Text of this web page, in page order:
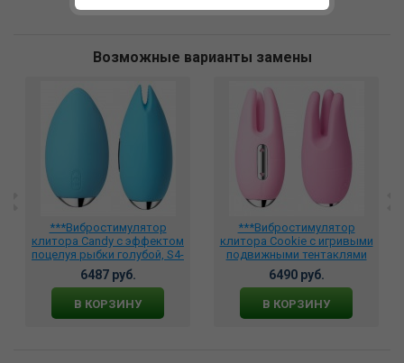
Возможные варианты замены
***Вибростимулятор
клитора Candy с эффектом
поцелуя рыбки голубой, S4-
BLUE
6487 руб.
В КОРЗИНУ
***Вибростимулятор
клитора Cookie с игривыми
подвижными тентаклями
розовый, S6-PINK
6490 руб.
В КОРЗИНУ